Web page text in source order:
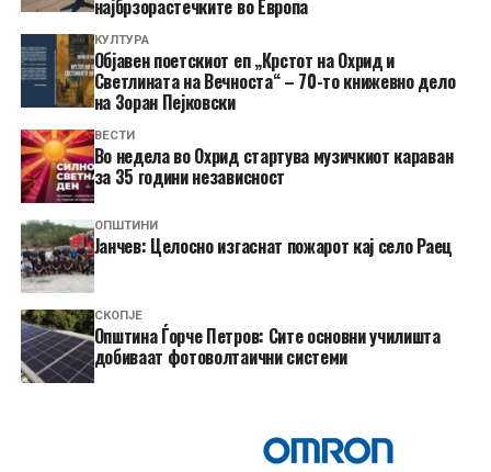
најбрзорастечките во Европа
КУЛТУРА
Објавен поетскиот еп „Крстот на Охрид и
Светлината на Вечноста“ – 70-то книжевно дело
на Зоран Пејковски
ВЕСТИ
Во недела во Охрид стартува музичкиот караван
за 35 години независност
ОПШТИНИ
Јанчев: Целосно изгаснат пожарот кај село Раец
СКОПЈЕ
Општина Ѓорче Петров: Сите основни училишта
добиваат фотоволтаични системи